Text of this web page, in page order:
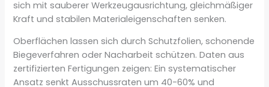
sich mit sauberer Werkzeugausrichtung, gleichmäßiger
Kraft und stabilen Materialeigenschaften senken.
Oberflächen lassen sich durch Schutzfolien, schonende
Biegeverfahren oder Nacharbeit schützen. Daten aus
zertifizierten Fertigungen zeigen: Ein systematischer
Ansatz senkt Ausschussraten um 40-60% und